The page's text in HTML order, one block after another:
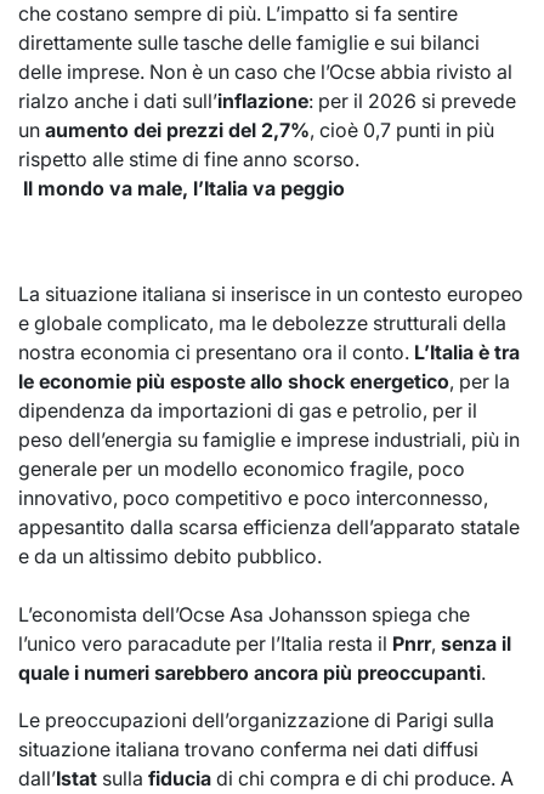
che costano sempre di più. L’impatto si fa sentire
direttamente sulle tasche delle famiglie e sui bilanci
delle imprese. Non è un caso che l’Ocse abbia rivisto al
rialzo anche i dati sull’inflazione: per il 2026 si prevede
un aumento dei prezzi del 2,7%, cioè 0,7 punti in più
rispetto alle stime di fine anno scorso.
Il mondo va male, l’Italia va peggio
La situazione italiana si inserisce in un contesto europeo
e globale complicato, ma le debolezze strutturali della
nostra economia ci presentano ora il conto. L’Italia è tra
le economie più esposte allo shock energetico, per la
dipendenza da importazioni di gas e petrolio, per il
peso dell’energia su famiglie e imprese industriali, più in
generale per un modello economico fragile, poco
innovativo, poco competitivo e poco interconnesso,
appesantito dalla scarsa efficienza dell’apparato statale
e da un altissimo debito pubblico.
L’economista dell’Ocse Asa Johansson spiega che
l’unico vero paracadute per l’Italia resta il Pnrr, senza il
quale i numeri sarebbero ancora più preoccupanti.
Le preoccupazioni dell’organizzazione di Parigi sulla
situazione italiana trovano conferma nei dati diffusi
dall’Istat sulla fiducia di chi compra e di chi produce. A